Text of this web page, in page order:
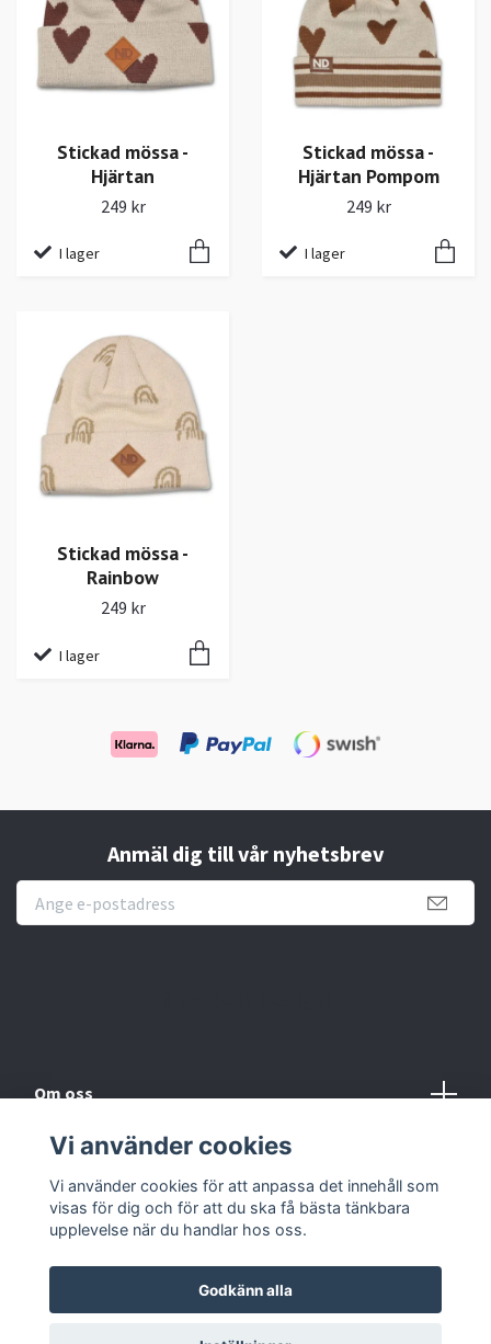
Stickad mössa -
Hjärtan
249 kr
I lager
Stickad mössa -
Hjärtan Pompom
249 kr
I lager
Stickad mössa -
Rainbow
249 kr
I lager
Anmäl dig till vår nyhetsbrev
Om oss
Köpvillkor
Kontakt
Vi använder cookies
Vi använder cookies för att anpassa det innehåll som
visas för dig och för att du ska få bästa tänkbara
upplevelse när du handlar hos oss.
Godkänn alla